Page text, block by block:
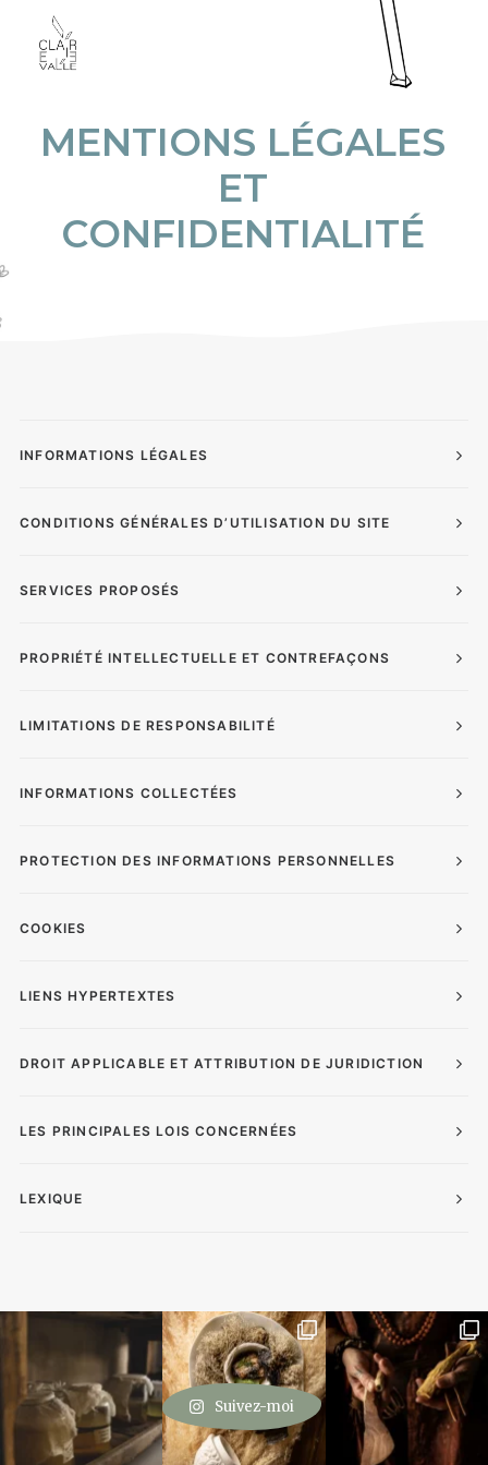
MENTIONS LÉGALES
ET
CONFIDENTIALITÉ
INFORMATIONS LÉGALES
CONDITIONS GÉNÉRALES D’UTILISATION DU SITE
SERVICES PROPOSÉS
PROPRIÉTÉ INTELLECTUELLE ET CONTREFAÇONS
LIMITATIONS DE RESPONSABILITÉ
INFORMATIONS COLLECTÉES
PROTECTION DES INFORMATIONS PERSONNELLES
COOKIES
LIENS HYPERTEXTES
DROIT APPLICABLE ET ATTRIBUTION DE JURIDICTION
LES PRINCIPALES LOIS CONCERNÉES
LEXIQUE
Suivez-moi